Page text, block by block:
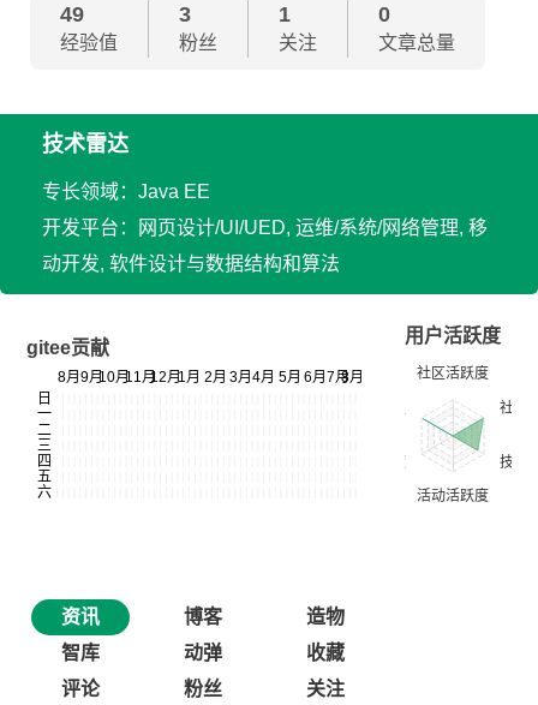
49
经验值
3
粉丝
1
关注
0
文章总量
技术雷达
专长领域：Java EE
开发平台：网页设计/UI/UED, 运维/系统/网络管理, 移
动开发, 软件设计与数据结构和算法
gitee贡献
用户活跃度
资讯 博客
造物
智库
动弹
收藏
评论
粉丝 关注